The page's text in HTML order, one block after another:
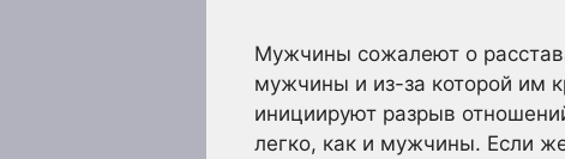
Мужчины сожалеют о
мужчины и из-за которой им
инициируют разрыв
легко, как и мужчины. Если